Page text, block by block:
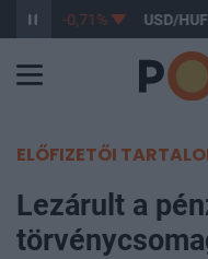
362,82 -0,71% USD/HUF
ELŐFIZETŐI
Lezárult a